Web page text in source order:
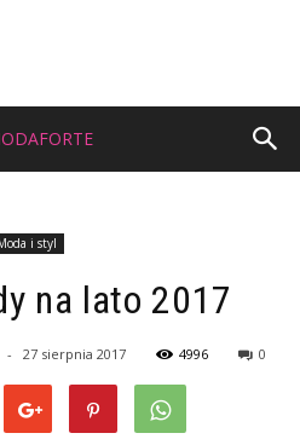
i styl
na lato 2017
- 27 sierpnia 2017 4996 0